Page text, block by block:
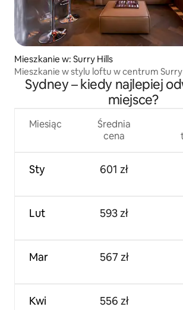
Mieszkanie w: Surry Hills
Mieszkanie w stylu loftu w centrum Surry
Sydney – kiedy najlepiej
miejsce?
Miesiąc
Sty
Lut
Mar
Kwi
Średnia
cena
601 zł
593 zł
567 zł
556 zł